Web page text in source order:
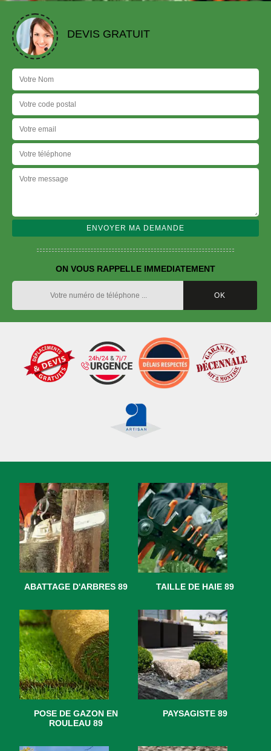
DEVIS GRATUIT
ON VOUS RAPPELLE IMMEDIATEMENT
ABATTAGE D'ARBRES 89 TAILLE DE HAIE 89
POSE DE GAZON EN
ROULEAU 89
PAYSAGISTE 89